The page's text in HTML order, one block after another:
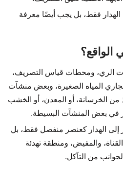
فقط، بل يجب أيضًا معرفة
الواقع؟
الري، ومحطات قياس التصريف،
المياه الصغيرة، وبعض منشآت
من الخرسانة، أو المعدن، أو الخشب
في بعض المنشآت البسيطة.
إلى الهدار كعنصر منفصل فقط، بل
والمفيض، ومنطقة تهدئة
من التآكل.